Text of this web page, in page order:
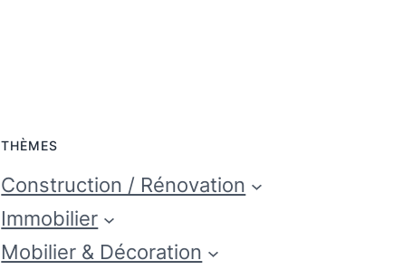
THÈMES
Construction / Rénovation
Immobilier
Mobilier & Décoration